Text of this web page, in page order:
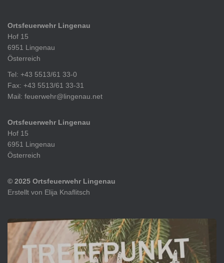
Ortsfeuerwehr Lingenau
Hof 15
6951 Lingenau
Österreich
Tel: +43 5513/61 33-0
Fax: +43 5513/61 33-31
Mail: feuerwehr@lingenau.net
Ortsfeuerwehr Lingenau
Hof 15
6951 Lingenau
Österreich
© 2025 Ortsfeuerwehr Lingenau
Erstellt von Elija Knaflitsch